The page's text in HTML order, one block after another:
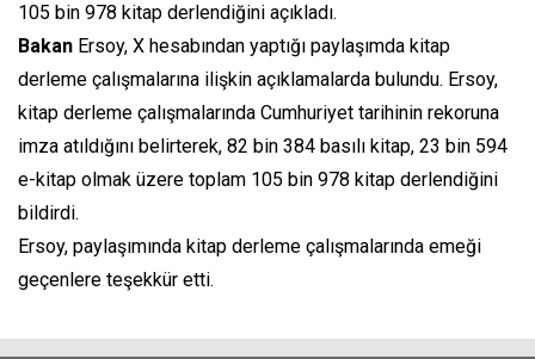
105 bin 978 kitap derlendiğini açıkladı.
Bakan Ersoy, X hesabından yaptığı paylaşımda kitap
derleme çalışmalarına ilişkin açıklamalarda bulundu. Ersoy,
kitap derleme çalışmalarında Cumhuriyet tarihinin rekoruna
imza atıldığını belirterek, 82 bin 384 basılı kitap, 23 bin 594
e-kitap olmak üzere toplam 105 bin 978 kitap derlendiğini
bildirdi.
Ersoy, paylaşımında kitap derleme çalışmalarında emeği
geçenlere teşekkür etti.